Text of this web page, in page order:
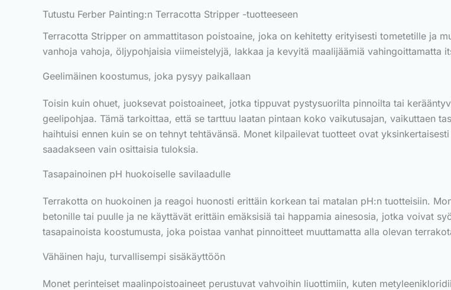
Tutustu Ferber Painting:n Terracotta Stripper -tuotteeseen
Terracotta Stripper on ammattitason poistoaine, joka on kehitetty erityisesti tometetille ja
vanhoja vahoja, öljypohjaisia viimeistelyjä, lakkaa ja kevyitä maalijäämiä vahingoittamatta
Geelimäinen koostumus, joka pysyy paikallaan
Toisin kuin ohuet, juoksevat poistoaineet, jotka tippuvat pystysuorilta pinnoilta tai
geelipohjaa. Tämä tarkoittaa, että se tarttuu laatan pintaan koko vaikutusajan, vaikuttaen
haihtuisi ennen kuin se on tehnyt tehtävänsä. Monet kilpailevat tuotteet ovat
saadakseen vain osittaisia tuloksia.
Tasapainoinen pH huokoiselle savilaadulle
Terrakotta on huokoinen ja reagoi huonosti erittäin korkean tai matalan pH:n tuotteisiin.
betonille tai puulle ja ne käyttävät erittäin emäksisiä tai happamia ainesosia, jotka voivat
tasapainoista koostumusta, joka poistaa vanhat pinnoitteet muuttamatta alla olevan
Vähäinen haju, turvallisempi sisäkäyttöön
Monet perinteiset maalinpoistoaineet perustuvat vahvoihin liuottimiin, kuten